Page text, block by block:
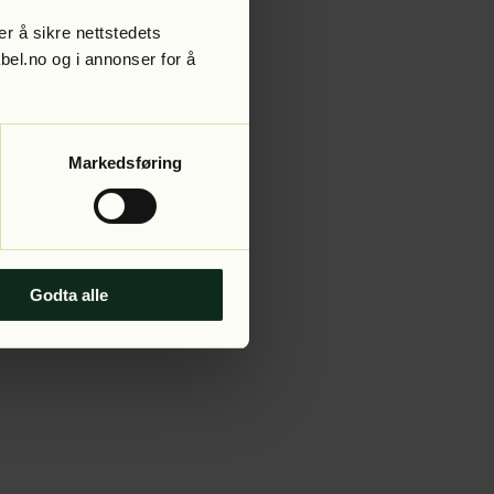
å sikre nettstedets
og i annonser for å
Markedsføring
Godta alle